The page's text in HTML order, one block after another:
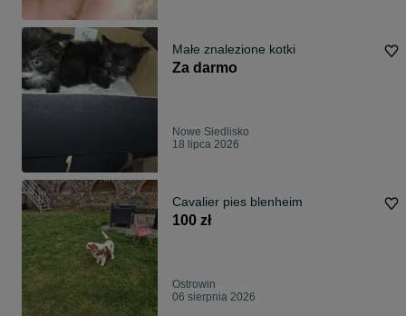
Małe znalezione kotki
Za darmo
Nowe Siedlisko
18 lipca 2026
Cavalier pies blenheim
100 zł
Ostrowin
06 sierpnia 2026